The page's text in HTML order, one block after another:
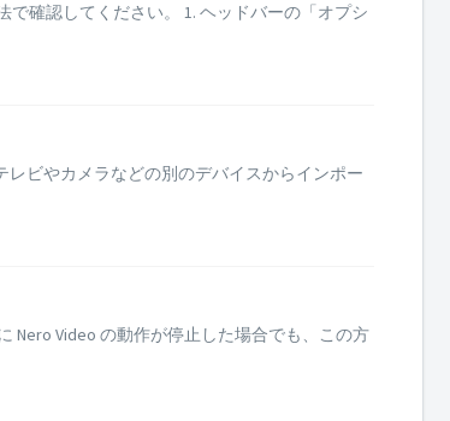
確認してください。 1. ヘッドバーの「オプシ
ビやカメラなどの別のデバイスからインポー
Nero Video の動作が停止した場合でも、この方